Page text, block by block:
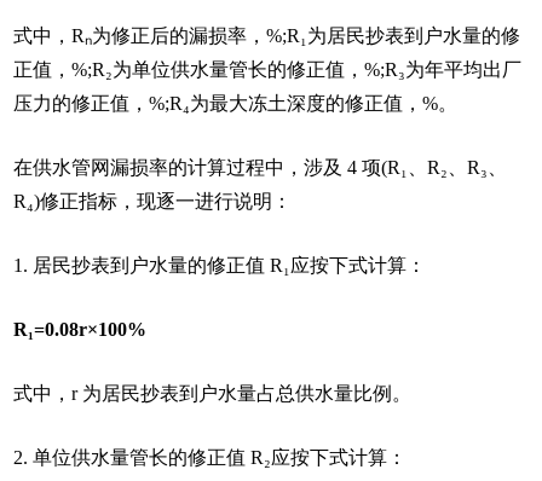
式中，Rₙ为修正后的漏损率，%;R₁为居民抄表到户水量的修
正值，%;R₂为单位供水量管长的修正值，%;R₃为年平均出厂
压力的修正值，%;R₄为最大冻土深度的修正值，%。
在供水管网漏损率的计算过程中，涉及 4 项(R₁、R₂、R₃、
R₄)修正指标，现逐一进行说明：
1. 居民抄表到户水量的修正值 R₁应按下式计算：
R₁=0.08r×100%
式中，r 为居民抄表到户水量占总供水量比例。
2. 单位供水量管长的修正值 R₂应按下式计算：